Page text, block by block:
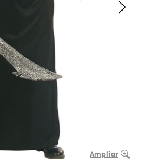
Ampliar